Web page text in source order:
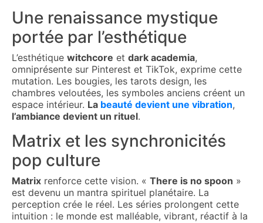
Une renaissance mystique
portée par l’esthétique
L’esthétique witchcore et dark academia,
omniprésente sur Pinterest et TikTok, exprime cette
mutation. Les bougies, les tarots design, les
chambres veloutées, les symboles anciens créent un
espace intérieur. La beauté devient une vibration,
l’ambiance devient un rituel.
Matrix et les synchronicités
pop culture
Matrix renforce cette vision. « There is no spoon »
est devenu un mantra spirituel planétaire. La
perception crée le réel. Les séries prolongent cette
intuition : le monde est malléable, vibrant, réactif à la